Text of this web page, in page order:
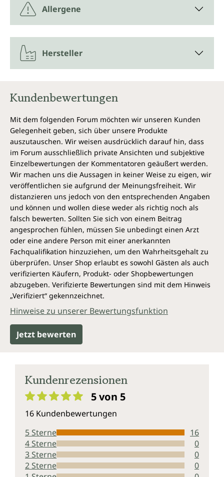
Allergene
Hersteller
Kundenbewertungen
Mit dem folgenden Forum möchten wir unseren Kunden
Gelegenheit geben, sich über unsere Produkte
auszutauschen. Wir weisen ausdrücklich darauf hin, dass
im Forum ausschließlich private Ansichten und subjektive
Einzelbewertungen der Kommentatoren geäußert werden.
Wir machen uns die Aussagen in keiner Weise zu eigen, wir
veröffentlichen sie aufgrund der Meinungsfreiheit. Wir
distanzieren uns jedoch von den entsprechenden Angaben
und können und wollen diese weder als richtig noch als
falsch bewerten. Sollten Sie sich von einem Beitrag
angesprochen fühlen, müssen Sie unbedingt einen Arzt
oder eine andere Person mit einer anerkannten
Fachqualifikation hinzuziehen, um den Wahrheitsgehalt zu
überprüfen. Unser Shop erlaubt es sowohl Gästen als auch
verifizierten Käufern, Produkt- oder Shopbewertungen
abzugeben. Verifizierte Bewertungen sind mit dem Hinweis
„Verifiziert“ gekennzeichnet.
Hinweise zu unserer Bewertungsfunktion
Jetzt bewerten
Kundenrezensionen
5 von 5
16 Kundenbewertungen
5 Sterne
16
4 Sterne
0
3 Sterne
0
2 Sterne
0